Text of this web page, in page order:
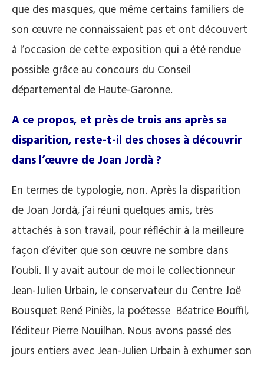
que des masques, que même certains familiers de
son œuvre ne connaissaient pas et ont découvert
à l’occasion de cette exposition qui a été rendue
possible grâce au concours du Conseil
départemental de Haute-Garonne.
A ce propos, et près de trois ans après sa
disparition, reste-t-il des choses à découvrir
dans l’œuvre de Joan Jordà ?
En termes de typologie, non. Après la disparition
de Joan Jordà, j’ai réuni quelques amis, très
attachés à son travail, pour réfléchir à la meilleure
façon d’éviter que son œuvre ne sombre dans
l’oubli. Il y avait autour de moi le collectionneur
Jean-Julien Urbain, le conservateur du Centre Joë
Bousquet René Piniès, la poétesse Béatrice Bouffil,
l’éditeur Pierre Nouilhan. Nous avons passé des
jours entiers avec Jean-Julien Urbain à exhumer son